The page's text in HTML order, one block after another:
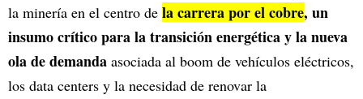
la minería en el centro de la carrera por el cobre, un
insumo crítico para la transición energética y la nueva
ola de demanda asociada al boom de vehículos eléctricos,
los data centers y la necesidad de renovar la